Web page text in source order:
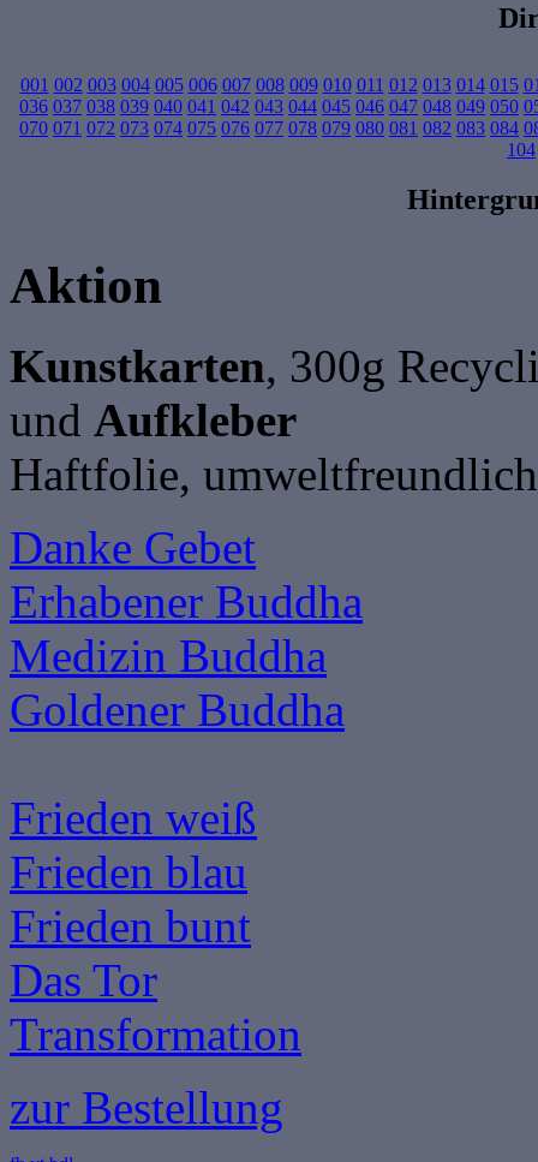
001 002 003 004 005 006 007 008 009 010 011 012 013 014 015
036 037 038 039 040 041 042 043 044 045 046 047 048 049 050
070 071 072 073 074 075 076 077 078 079 080 081 082 083 084
104
Aktion
Kunstkarten, 300g
und Aufkleber
Haftfolie,
Danke Gebet
Erhabener Buddha
Medizin Buddha
Goldener Buddha
Frieden weiß
Frieden blau
Frieden bunt
Das Tor
Transformation
zur Bestellung